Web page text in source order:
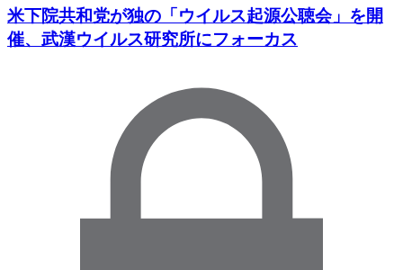
米下院共和党が独の「ウイルス起源公聴会」を開
催、武漢ウイルス研究所にフォーカス